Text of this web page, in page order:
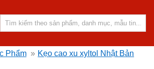
Phẩm » Kẹo cao xu xyltol Nhật Bản